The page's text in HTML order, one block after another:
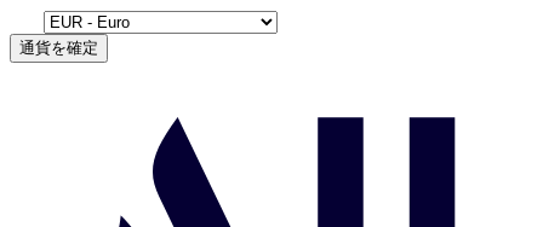
通貨を確定